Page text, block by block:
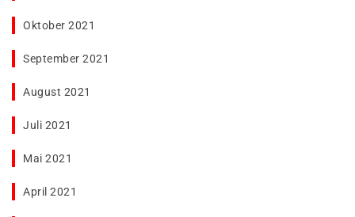
Oktober 2021
September 2021
August 2021
Juli 2021
Mai 2021
April 2021